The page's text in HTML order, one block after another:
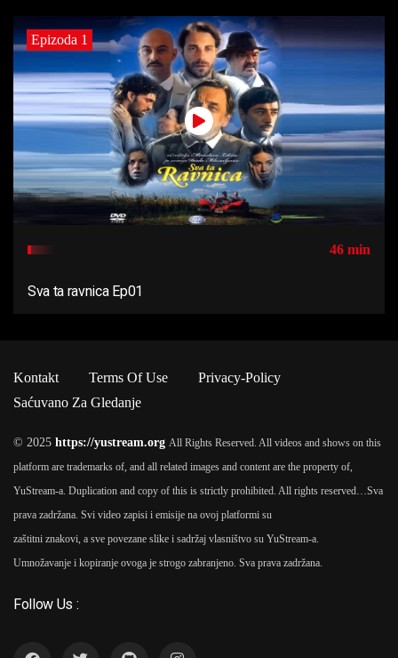
Epizoda 1
46 min
Sva ta ravnica Ep01
Kontakt Terms Of Use
Privacy-Policy
Saćuvano Za Gledanje
© 2025 https://yustream.org All Rights Reserved. All videos and shows on this
platform are trademarks of, and all related images and content are the property of,
YuStream-a. Duplication and copy of this is strictly prohibited. All rights reserved…Sva
prava zadržana. Svi video zapisi i emisije na ovoj platformi su
zaštitni znakovi, a sve povezane slike i sadržaj vlasništvo su YuStream-a.
Umnožavanje i kopiranje ovoga je strogo zabranjeno. Sva prava zadržana.
Follow Us :